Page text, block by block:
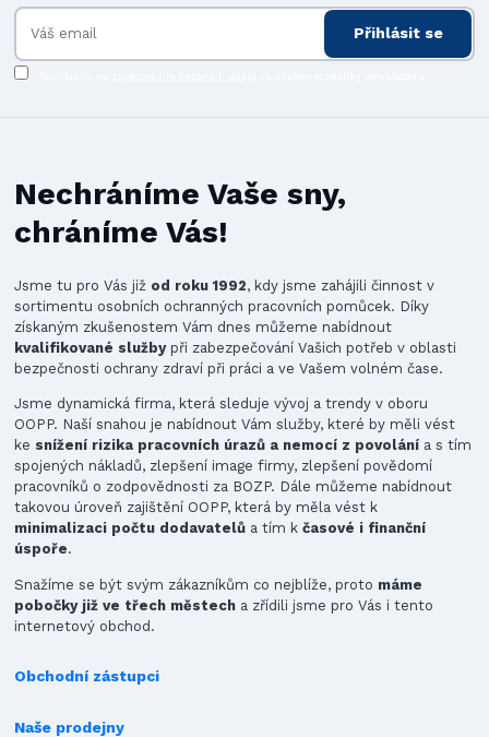
Přihlásit se
Nechráníme Vaše sny,
chráníme Vás!
Jsme tu pro Vás již od roku 1992, kdy jsme zahájili činnost v
sortimentu osobních ochranných pracovních pomůcek. Díky
získaným zkušenostem Vám dnes můžeme nabídnout
kvalifikované službypři zabezpečování Vašich potřeb v oblasti
bezpečnosti ochrany zdraví při práci a ve Vašem volném čase.
Jsme dynamická firma, která sleduje vývoj a trendy v oboru
OOPP. Naší snahou je nabídnout Vám služby, které by měli vést
ke snížení rizika pracovních úrazů a nemocí z povolání a s tím
spojených nákladů, zlepšení image firmy, zlepšení povědomí
pracovníků o zodpovědnosti za BOZP. Dále můžeme nabídnout
takovou úroveň zajištění OOPP, která by měla vést k
minimalizaci počtu dodavatelů a tím kčasové i finanční
úspoře.
Snažíme se být svým zákazníkům co nejblíže, proto máme
pobočky již ve třech městech a zřídili jsme pro Vás i tento
internetový obchod.
Obchodní zástupci
Naše prodejny